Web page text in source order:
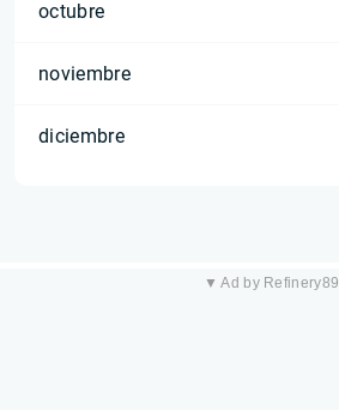
octubre
noviembre
diciembre
▼ Ad by Refinery89